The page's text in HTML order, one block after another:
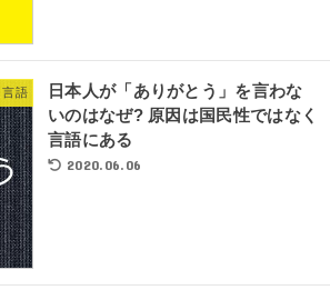
言語
日本人が「ありがとう」を言わな
いのはなぜ? 原因は国民性ではなく
言語にある
2020.06.06